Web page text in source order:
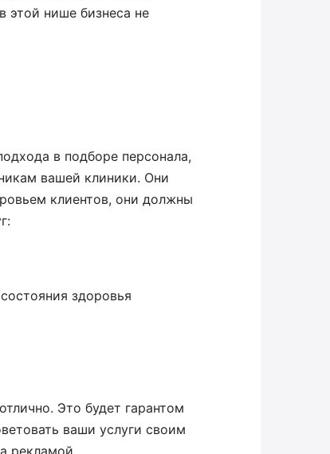
этой нише бизнеса не
в подборе персонала,
вашей клиники. Они
клиентов, они должны
здоровья
Это будет гарантом
ваши услуги своим
рекламой.